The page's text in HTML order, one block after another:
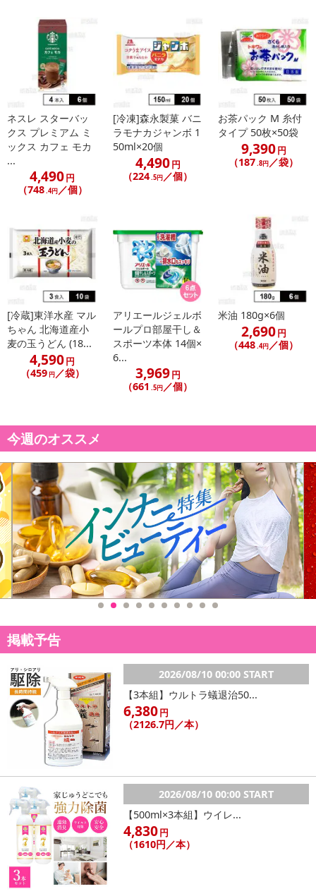
にご納得いただきましたうえでお申し込みください。
※パッケージ変更や商品リニューアル(成分など含む)等により、参考
の掲載画像や画像内のバーコードなど、お届け商品と多少異なる場
合がございます。
また、[新たな加工食品の原料原産地表示制度]の経過措置期間の終
了により、商品詳細内に記載の原産国・原材料の表記が旧表記の場
合がございます。
あらかじめご了承いただいた上でお申込みください。なお、本理由
によるお申込み後のキャンセル・返品交換は対応いたしかねます。
【お支払いについて】
※d払い、PayPay、au PAY、au PAY（auかんたん決済）、ソフトバ
ンクまとめて支払い、楽天ペイ、メルペイ、AEON Pay、Amazon
Payでお支払いの場合、決済のため外部サイトへ遷移します。
※予約商品は決済手段ごとに定められた決済期限日にお支払いを完
了することがございます。ご了承いただいたうえでお申し込みくだ
発送日カレンダー
休業日
■その他共通および商品カテゴリー別注意事項（※必ずご確認くだ
さい）
こちらの情報は2026年07月09日時点での情報となります。
ネスレ スターバッ
クス プレミアム ミ
ックス カフェ モカ
...
4,490円
（748.4円／個）
[冷凍]森永製菓 バニ
ラモナカジャンボ 1
50ml×20個
4,490円
（224.5円 ／個）
お茶パック M 糸付
タイプ 50枚×50袋
9,390円
（187.8円 ／袋）
[冷蔵]東洋水産 マル
ちゃん 北海道産小
麦の玉うどん (18...
4,590円
（459 円／袋）
アリエールジェルボ
ールプロ部屋干し＆
スポーツ本体 14個×
6...
3,969円
（661 .5円／個）
米油 180g×6個
2,690円
（448.4円／個）
今週のオススメ
掲載予告
2026/08/10 00:00 START
【3本組】ウルトラ蟻退治50...
6,380円
（2126.7円／本）
2026/08/10 00:00 START
【500ml×3本組】ウイレ...
4,830円
（1610円／本）